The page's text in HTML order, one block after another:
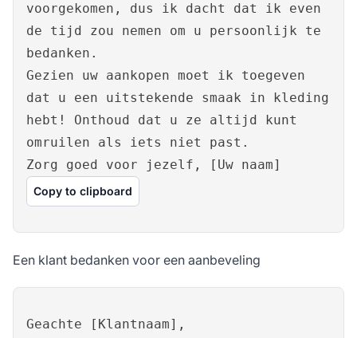
voorgekomen, dus ik dacht dat ik even
de tijd zou nemen om u persoonlijk te
bedanken.
Gezien uw aankopen moet ik toegeven
dat u een uitstekende smaak in kleding
hebt! Onthoud dat u ze altijd kunt
omruilen als iets niet past.
Zorg goed voor jezelf, [Uw naam]
Copy to clipboard
Een klant bedanken voor een aanbeveling
Geachte [Klantnaam],